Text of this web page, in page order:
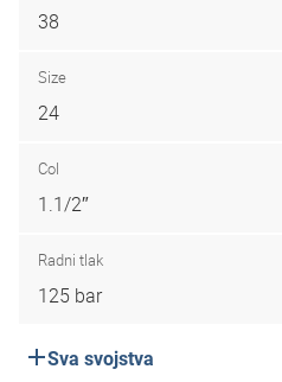
38
Size
24
Col
1.1/2″
Radni tlak
125 bar
Sva svojstva